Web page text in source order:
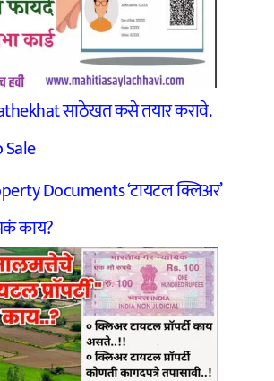
साठेखत कसे तयार करावे.
Documents ‘टायटल क्लिअर’
काय?